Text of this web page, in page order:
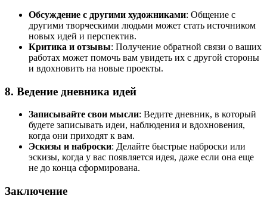
Обсуждение с другими художниками: Общение с
другими творческими людьми может стать источником
новых идей и перспектив.
Критика и отзывы: Получение обратной связи о ваших
работах может помочь вам увидеть их с другой стороны
и вдохновить на новые проекты.
8. Ведение дневника идей
Записывайте свои мысли: Ведите дневник, в который
будете записывать идеи, наблюдения и вдохновения,
когда они приходят к вам.
Эскизы и наброски: Делайте быстрые наброски или
эскизы, когда у вас появляется идея, даже если она еще
не до конца сформирована.
Заключение